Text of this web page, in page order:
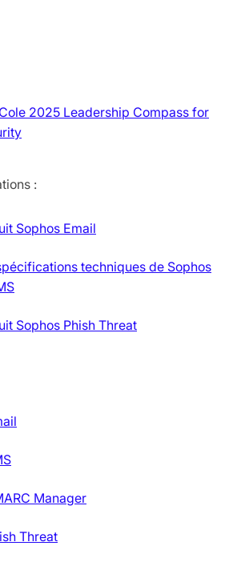
2025 Leadership Compass for
:
Sophos Email
techniques de Sophos
Sophos Phish Threat
Manager
Threat